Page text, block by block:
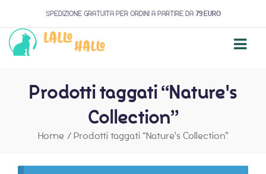
SPEDIZIONE GRATUITA PER ORDINI A PARTIRE DA 79 EURO
Prodotti taggati “Nature's
Collection”
Home / Prodotti taggati “Nature's Collection”